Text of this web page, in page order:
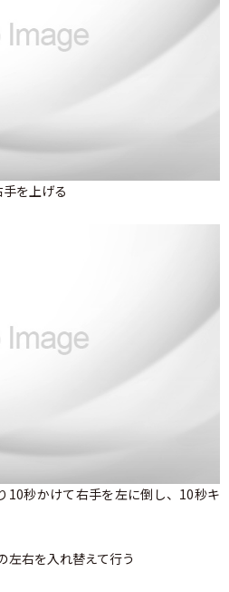
手を上げる
10秒かけて右手を左に倒し、10秒キ
左右を入れ替えて行う